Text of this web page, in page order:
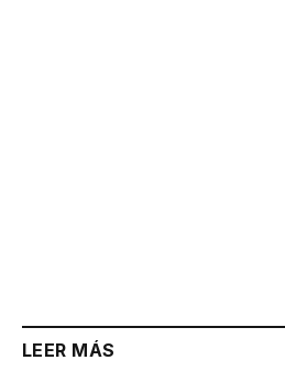
LEER MÁS